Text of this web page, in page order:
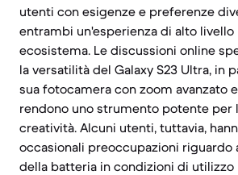
utenti con esigenze e preferenze
entrambi un'esperienza di alto
ecosistema. Le discussioni online
la versatilità del Galaxy S23 Ultra, in
sua fotocamera con zoom avanzato
rendono uno strumento potente per
creatività. Alcuni utenti, tuttavia,
occasionali preoccupazioni riguardo
della batteria in condizioni di